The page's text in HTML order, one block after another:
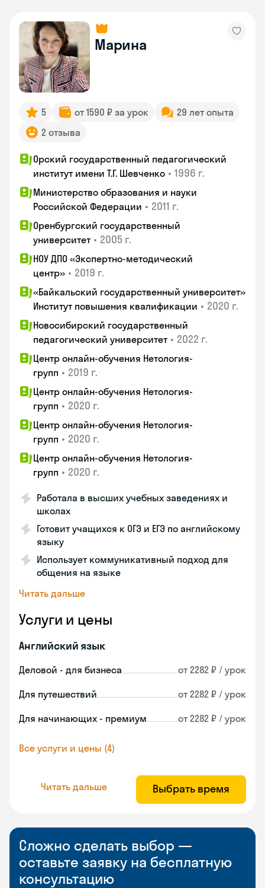
Марина
5 от 1590 ₽ за урок
29 лет опыта
2 отзыва
Орский государственный педагогический
институт имени Т.Г. Шевченко • 1996 г.
Министерство образования и науки
Российской Федерации • 2011 г.
Оренбургский государственный
университет • 2005 г.
НОУ ДПО «Экспертно-методический
центр» • 2019 г.
«Байкальский государственный университет»
Институт повышения квалификации • 2020 г.
Новосибирский государственный
педагогический университет • 2022 г.
Центр онлайн-обучения Нетология-
групп • 2019 г.
Центр онлайн-обучения Нетология-
групп • 2020 г.
Центр онлайн-обучения Нетология-
групп • 2020 г.
Центр онлайн-обучения Нетология-
групп • 2020 г.
Работала в высших учебных заведениях и
школах
Готовит учащихся к ОГЭ и ЕГЭ по английскому
языку
Использует коммуникативный подход для
общения на языке
Читать дальше
Услуги и цены
Английский язык
Деловой - для бизнеса от 2282 ₽ / урок
Для путешествий от 2282 ₽ / урок
Для начинающих - премиум от 2282 ₽ / урок
Все услуги и цены (4)
Читать дальше Выбрать время
Сложно сделать выбор —
оставьте заявку на бесплатную
консультацию